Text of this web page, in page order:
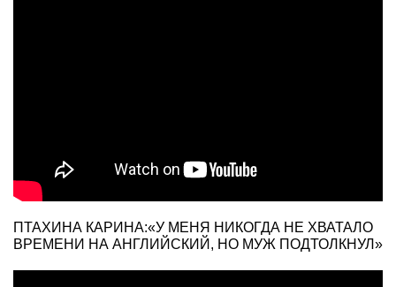
ПТАХИНА КАРИНА:«У МЕНЯ НИКОГДА НЕ ХВАТАЛО
ВРЕМЕНИ НА АНГЛИЙСКИЙ, НО МУЖ ПОДТОЛКНУЛ»